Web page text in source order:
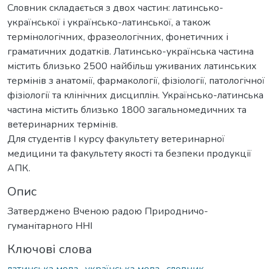
Словник складається з двох частин: латинсько-
української і українсько-латинської, а також
термінологічних, фразеологічних, фонетичних і
граматичних додатків. Латинсько-українська частина
містить близько 2500 найбільш уживаних латинських
термінів з анатомії, фармакології, фізіології, патологічної
фізіології та клінічних дисциплін. Українсько-латинська
частина містить близько 1800 загальномедичних та
ветеринарних термінів.
Для студентів І курсу факультету ветеринарної
медицини та факультету якості та безпеки продукції
АПК.
Опис
Затверджено Вченою радою Природничо-
гуманітарного ННІ
Ключові слова